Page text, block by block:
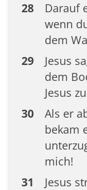
28
Darauf
wenn
dem
29
Jesus
dem
Jesus
30
Als er
bekam
mich!
31
Jesus